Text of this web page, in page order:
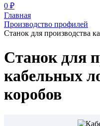
0 ₽
Главная
Производство профилей
Станок для производства
Станок для
кабельных
коробов